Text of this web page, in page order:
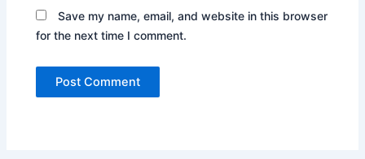
Save my name, email, and website in this browser
for the next time I comment.